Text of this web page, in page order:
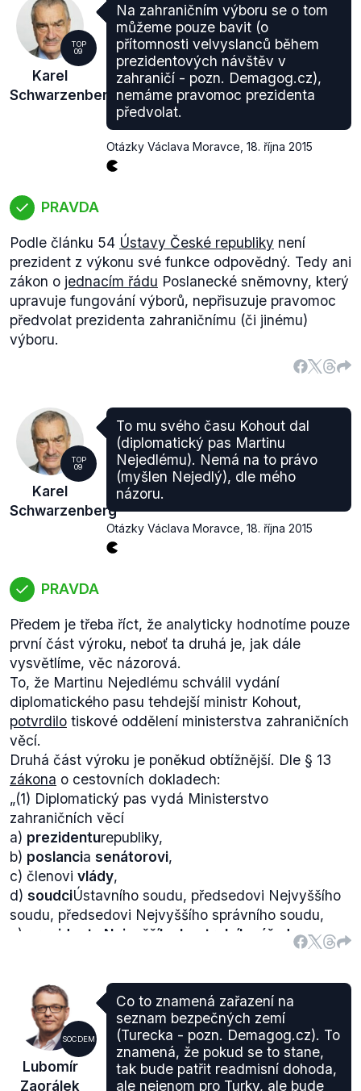
TOP
09
Karel
Schwarzenberg
Na zahraničním výboru se o tom
můžeme pouze bavit (o
přítomnosti velvyslanců během
prezidentových návštěv v
zahraničí - pozn. Demagog.cz),
nemáme pravomoc prezidenta
předvolat.
Otázky Václava Moravce 18. října 2015
PRAVDA
Podle článku 54 Ústavy České republiky není
prezident z výkonu své funkce odpovědný. Tedy ani
zákon o jednacím řádu Poslanecké sněmovny, který
upravuje fungování výborů, nepřisuzuje pravomoc
předvolat prezidenta zahraničnímu (či jinému)
výboru.
TOP
09
Karel
Schwarzenberg
To mu svého času Kohout dal
(diplomatický pas Martinu
Nejedlému). Nemá na to právo
(myšlen Nejedlý), dle mého
názoru.
Otázky Václava Moravce 18. října 2015
PRAVDA
Předem je třeba říct, že analyticky hodnotíme pouze
první část výroku, neboť ta druhá je, jak dále
vysvětlíme, věc názorová.
To, že Martinu Nejedlému schválil vydání
diplomatického pasu tehdejší ministr Kohout,
potvrdilo tiskové oddělení ministerstva zahraničních
věcí.
Druhá část výroku je poněkud obtížnější. Dle § 13
zákona o cestovních dokladech:
„(1) Diplomatický pas vydá Ministerstvo
zahraničních věcí
a) prezidenturepubliky,
b) poslancia senátorovi,
c) členovi vlády,
d) soudciÚstavního soudu, předsedovi Nejvyššího
soudu, předsedovi Nejvyššího správního soudu,
e)
prezidentu Nejvyššího kontrolního úřadu,
prezidenta republiky, manželu předsedy
manželu člena vlády, manželu předsedy Ústavního
soudu, manželu předsedy Nejvyššího soudu,
manželu předsedy Nejvyššího správního soudu,
diplomatickému pracovníkuMinisterstva
zahraničních věcí, manželu a nezaopatřenému dítěti
SOCDEM
Lubomír
Zaorálek
Co to znamená zařazení na
seznam bezpečných zemí
(Turecka - pozn. Demagog.cz). To
znamená, že pokud se to stane,
tak bude patřit readmisní dohoda,
ale nejenom pro Turky, ale bude